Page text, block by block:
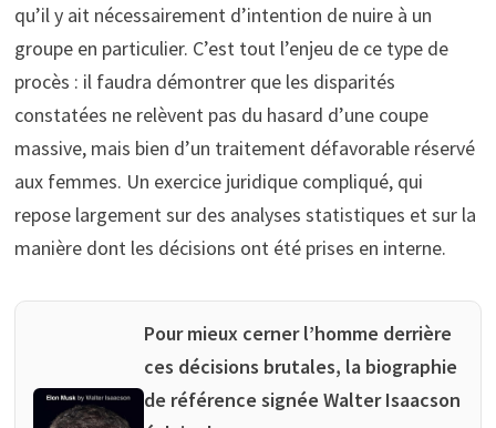
qu’il y ait nécessairement d’intention de nuire à un
groupe en particulier. C’est tout l’enjeu de ce type de
procès : il faudra démontrer que les disparités
constatées ne relèvent pas du hasard d’une coupe
massive, mais bien d’un traitement défavorable réservé
aux femmes. Un exercice juridique compliqué, qui
repose largement sur des analyses statistiques et sur la
manière dont les décisions ont été prises en interne.
Pour mieux cerner l’homme derrière
ces décisions brutales, la biographie
de référence signée Walter Isaacson